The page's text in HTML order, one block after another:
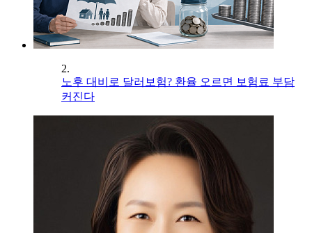
2.
노후 대비로 달러보험? 환율 오르면 보험료 부담
커진다